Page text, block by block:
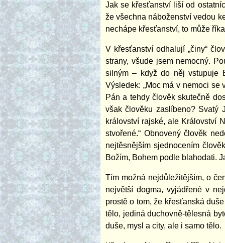
Jak se křesťanství liší od
že všechna náboženství vedou
nechápe křesťanství, to může
V křesťanství odhalují „činy“
strany, všude jsem nemocný.
silným – když do něj vstupuje
Výsledek: „Moc má v nemoci
Pán a tehdy člověk skutečně
však člověku zaslíbeno? Svatý
království rajské, ale Království
stvořené.“ Obnovený člověk
nejtěsnějším sjednocením
Božím, Bohem podle blahodati.
Tím možná nejdůležitějším, o
největší dogma, vyjádřené v
prostě o tom, že křesťanská
tělo, jediná duchovně-tělesná
duše, mysl a city, ale i samo tělo.